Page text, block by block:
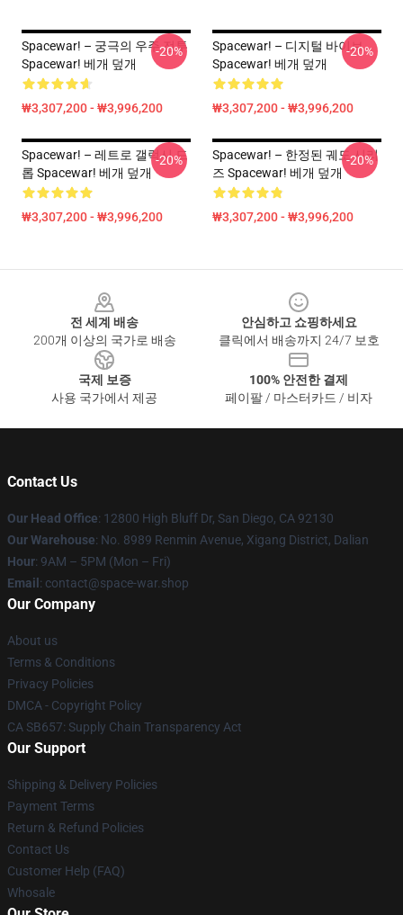
Spacewar! – 궁극의 우주 전투
Spacewar! 베개 덮개
₩3,307,200 - ₩3,996,200
-20%
Spacewar! – 디지털 바이브
Spacewar! 베개 덮개
₩3,307,200 - ₩3,996,200
-20%
Spacewar! – 레트로 갤럭시 드
롭 Spacewar! 베개 덮개
₩3,307,200 - ₩3,996,200
-20%
Spacewar! – 한정된 궤도 시리
즈 Spacewar! 베개 덮개
₩3,307,200 - ₩3,996,200
-20%
전 세계 배송
200개 이상의 국가로 배송
안심하고 쇼핑하세요
클릭에서 배송까지 24/7 보호
국제 보증
사용 국가에서 제공
100% 안전한 결제
페이팔 / 마스터카드 / 비자
Contact Us
Our Head Office: 12800 High Bluff Dr, San Diego, CA 92130
Our Warehouse: No. 8989 Renmin Avenue, Xigang District, Dalian
Hour: 9AM – 5PM (Mon – Fri)
Email : contact@space-war.shop
Our Company
About us
Terms & Conditions
Privacy Policies
DMCA - Copyright Policy
CA SB657: Supply Chain Transparency Act
Our Support
Shipping & Delivery Policies
Payment Terms
Return & Refund Policies
Contact Us
Customer Help (FAQ)
Whosale